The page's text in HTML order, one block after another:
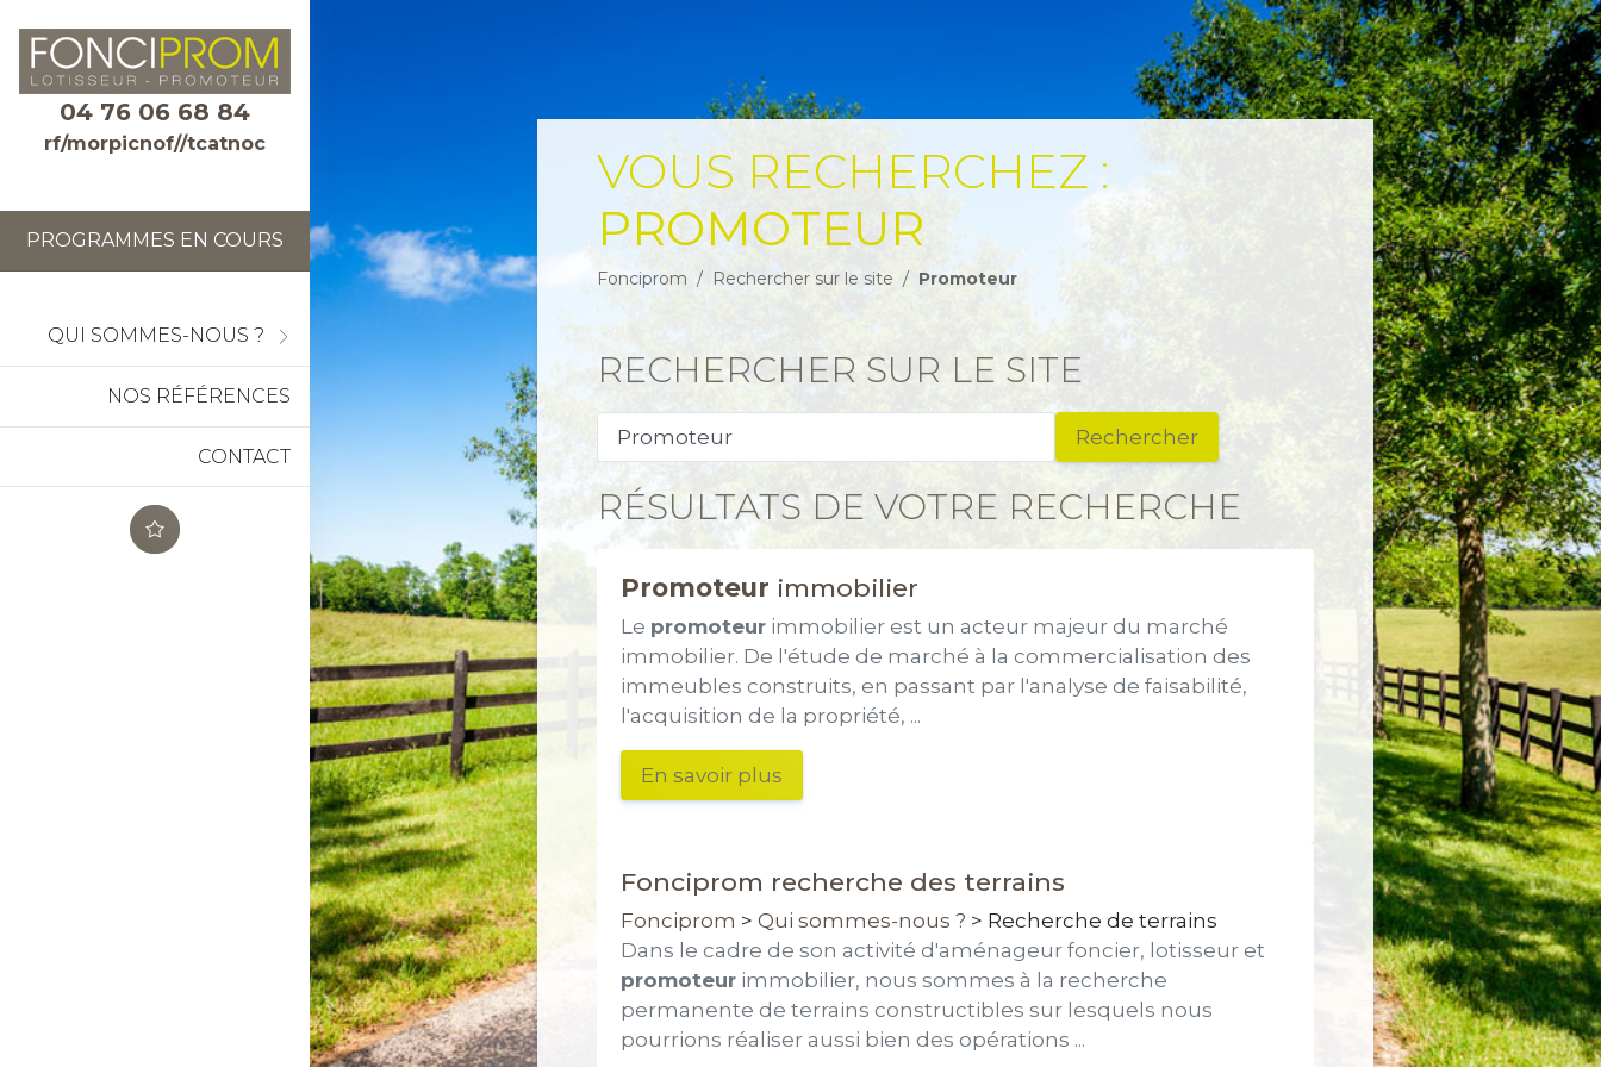
VOUS RECHERCHEZ :
PROMOTEUR
Fonciprom Rechercher sur le site Promoteur
RECHERCHER SUR LE SITE
Votre recherche
RÉSULTATS DE VOTRE RECHERCHE
Promoteur immobilier
Le promoteurimmobilier est un acteur majeur du marché
immobilier. De l'étude de marché à la commercialisation des
immeubles construits, en passant par l'analyse de faisabilité,
l'acquisition de la propriété, ...
En savoir plus
Fonciprom recherche des terrains
Fonciprom > Qui sommes-nous ? > Recherche de terrains
Dans le cadre de son activité d'aménageur foncier, lotisseur et
promoteurimmobilier, nous sommes à la recherche
permanente de terrains constructibles sur lesquels nous
pourrions réaliser aussi bien des opérations ...
04 76 06 68 84
rf/morpicnof//tcatnoc
PROGRAMMES EN COURS
QUI SOMMES-NOUS ?
NOS RÉFÉRENCES
CONTACT